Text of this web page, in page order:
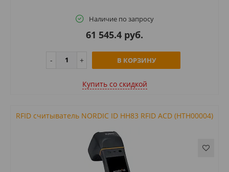
Наличие по запросу
61 545.4 руб.
В КОРЗИНУ
Купить cо скидкой
RFID считыватель NORDIC ID HH83 RFID ACD (HTH00004)